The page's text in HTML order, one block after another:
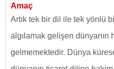
Amaç
Artık tek bir dil ile tek yönlü
algılamak gelişen dünyanın
gelmemektedir. Dünya